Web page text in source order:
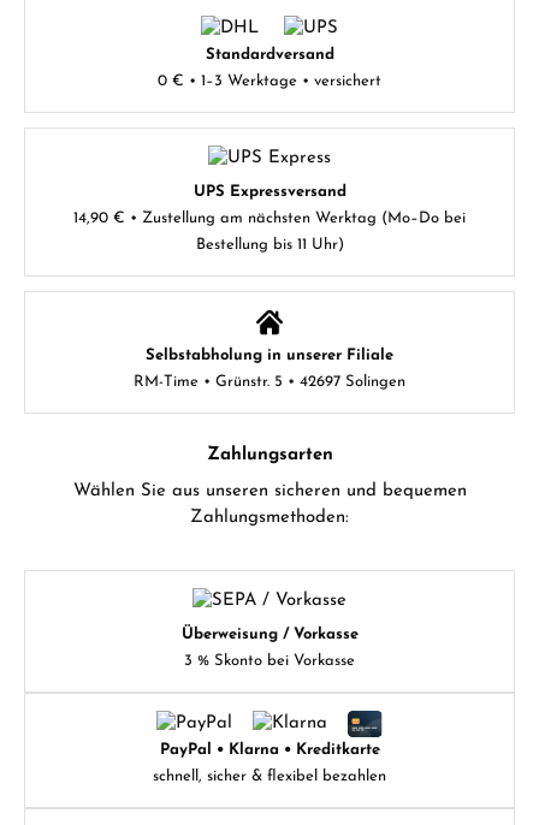
Standardversand
0 € • 1–3 Werktage • versichert
UPS Expressversand
14,90 € • Zustellung am nächsten Werktag (Mo–Do bei
Bestellung bis 11 Uhr)
Selbstabholung in unserer Filiale
RM-Time • Grünstr. 5 • 42697 Solingen
Zahlungsarten
Wählen Sie aus unseren sicheren und bequemen
Zahlungsmethoden:
Überweisung / Vorkasse
3 % Skonto bei Vorkasse
PayPal • Klarna • Kreditkarte
schnell, sicher & flexibel bezahlen